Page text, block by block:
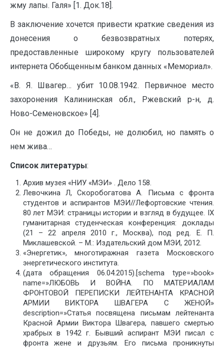
жму лапы. Галя» [1. Док.18].
В заключение хочется привести краткие сведения из
донесения о безвозвратных потерях,
предоставленные широкому кругу пользователей
интернета Обобщенным банком данных «Мемориал».
«В. Я. Швагер… убит 10.08.1942. Первичное место
захоронения Калининская обл., Ржевский р-н, д.
Ново-Семеновское» [4].
Он не дожил до Победы, не долюбил, но память о
нем жива…
Список литературы:
Архив музея «НИУ «МЭИ» . Дело 158.
Левочкина Л, Скоробогатова А. Письма с фронта
студентов и аспирантов МЭИ//Лефортовские чтения.
80 лет МЭИ: страницы истории и взгляд в будущее. IX
гуманитарная студенческая конференция: доклады
(21 – 22 апреля 2010 г., Москва), под ред. Е. П.
Миклашевской. – М.: Издательский дом МЭИ, 2012.
«Энергетик», многотиражная газета Московского
энергетического института.
(дата обращения 06.04.2015).[schema type=»book»
name=»ЛЮБОВЬ И ВОЙНА. ПО МАТЕРИАЛАМ
ФРОНТОВОЙ ПЕРЕПИСКИ ЛЕЙТЕНАНТА КРАСНОЙ
АРМИИ ВИКТОРА ШВАГЕРА С ЖЕНОЙ»
description=»Статья посвящена письмам лейтенанта
Красной Армии Виктора Швагера, павшего смертью
храбрых в 1942 г. Бывший аспирант МЭИ писал с
фронта жене и друзьям. Его письма проникнуты